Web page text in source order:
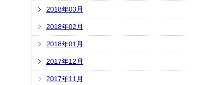
2018年03月
2018年02月
2018年01月
2017年12月
2017年11月